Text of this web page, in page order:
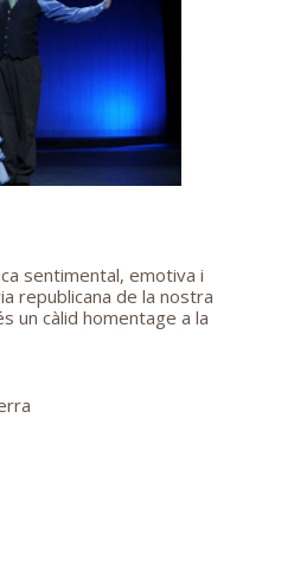
sentimental, emotiva i
republicana de la nostra
un càlid homentage a la